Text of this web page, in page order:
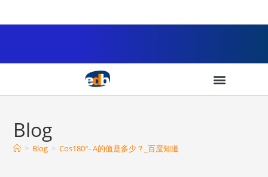
Blog
> Blog > Cos180°- A的值是多少？_百度知道